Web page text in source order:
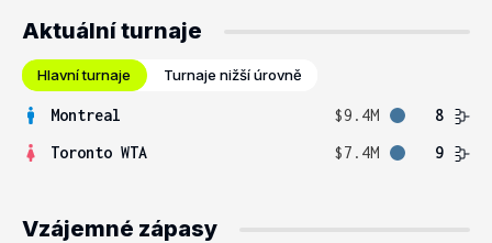
Aktuální turnaje
Hlavní turnaje Turnaje nižší úrovně
Montreal $9.4M
8
Toronto WTA
$7.4M 9
Vzájemné zápasy